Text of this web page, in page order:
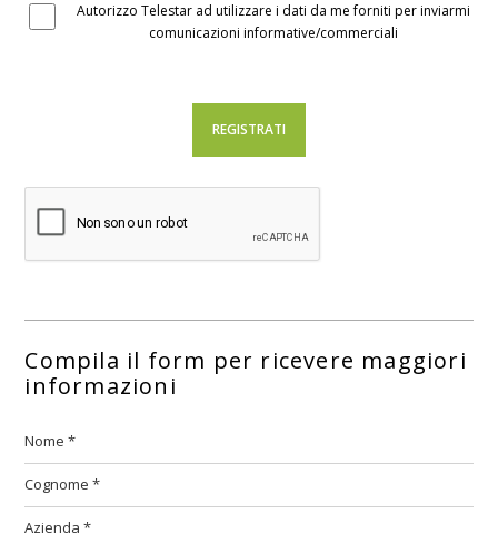
Autorizzo Telestar ad utilizzare i dati da me forniti per inviarmi
comunicazioni informative/commerciali
Compila il form per ricevere maggiori
informazioni